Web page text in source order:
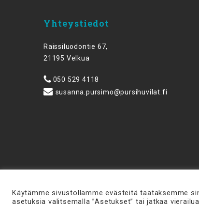
Yhteystiedot
Raissiluodontie 67,
21195 Velkua
050 529 4118
susanna.pursimo@pursihuvilat.fi
© 2026 Pursihuvilat.
Käytämme sivustollamme evästeitä taataksemme
asetuksia valitsemalla ”Asetukset” tai jatkaa